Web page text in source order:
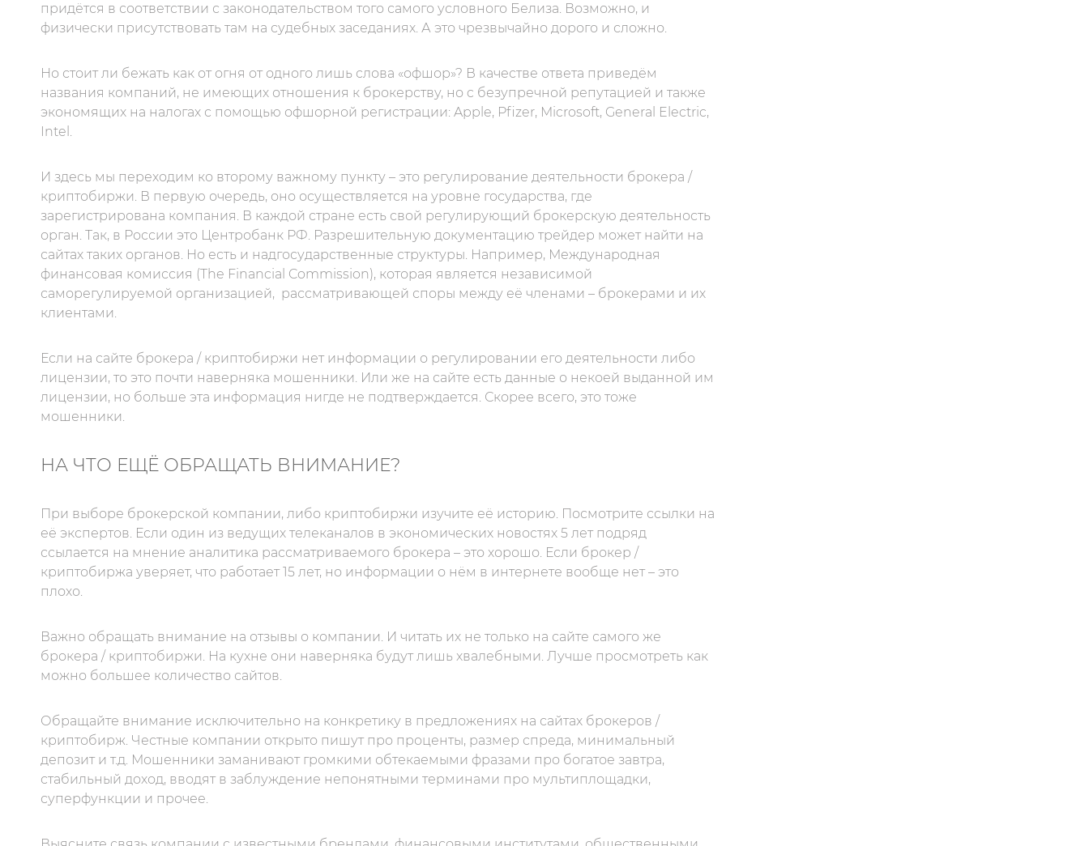
придётся в соответствии с законодательством того самого условного Белиза. Возможно, и
физически присутствовать там на судебных заседаниях. А это чрезвычайно дорого и сложно.
Но стоит ли бежать как от огня от одного лишь слова «офшор»? В качестве ответа приведём
названия компаний, не имеющих отношения к брокерству, но c безупречной репутацией и также
экономящих на налогах с помощью офшорной регистрации: Apple, Pfizer, Microsoft, General Electric,
Intel.
И здесь мы переходим ко второму важному пункту – это регулирование деятельности брокера /
криптобиржи. В первую очередь, оно осуществляется на уровне государства, где
зарегистрирована компания. В каждой стране есть свой регулирующий брокерскую деятельность
орган. Так, в России это Центробанк РФ. Разрешительную документацию трейдер может найти на
сайтах таких органов. Но есть и надгосударственные структуры. Например, Международная
финансовая комиссия (The Financial Commission), которая является независимой
саморегулируемой организацией, рассматривающей споры между её членами – брокерами и их
клиентами.
Если на сайте брокера / криптобиржи нет информации о регулировании его деятельности либо
лицензии, то это почти наверняка мошенники. Или же на сайте есть данные о некоей выданной им
лицензии, но больше эта информация нигде не подтверждается. Скорее всего, это тоже
мошенники.
НА ЧТО ЕЩЁ ОБРАЩАТЬ ВНИМАНИЕ?
При выборе брокерской компании, либо криптобиржи изучите её историю. Посмотрите ссылки на
её экспертов. Если один из ведущих телеканалов в экономических новостях 5 лет подряд
ссылается на мнение аналитика рассматриваемого брокера – это хорошо. Если брокер /
криптобиржа уверяет, что работает 15 лет, но информации о нём в интернете вообще нет – это
плохо.
Важно обращать внимание на отзывы о компании. И читать их не только на сайте самого же
брокера / криптобиржи. На кухне они наверняка будут лишь хвалебными. Лучше просмотреть как
можно большее количество сайтов.
Обращайте внимание исключительно на конкретику в предложениях на сайтах брокеров /
криптобирж. Честные компании открыто пишут про проценты, размер спреда, минимальный
депозит и т.д. Мошенники заманивают громкими обтекаемыми фразами про богатое завтра,
стабильный доход, вводят в заблуждение непонятными терминами про мультиплощадки,
суперфункции и прочее.